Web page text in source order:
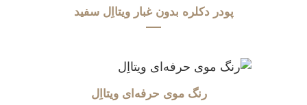
پودر دکلره بدون غبار ویتااِل سفید
رنگ موی حرفه‌ای ویتااِل